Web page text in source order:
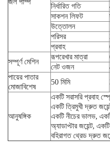
জল পাম্প
নির্ধারিত গতি
সাকশন লিফট
উত্তোলন
পরিসর
প্রবাহ
সম্পূর্ণ মেশিন
রূপরেখার মাত্রা
নেট ওজন
পায়ের পাতার
মোজাবিশেষ
50 মিমি
আনুষঙ্গিক
একটি সরাসরি প্রবাহ
একটি ত্রিমুখী দ্রুত
একটি নীচের ভালভ,
অ্যাডাপ্টার জয়েন্ট,
বহিরাগত থ্রেড দ্রুত